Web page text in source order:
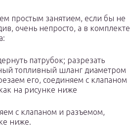
простым занятием, если бы не
очень непросто, а в комплекте
патрубок; разрезать
топливный шланг диаметром
его, соединяем с клапаном
на рисунке ниже
с клапаном и разъемом,
ниже.